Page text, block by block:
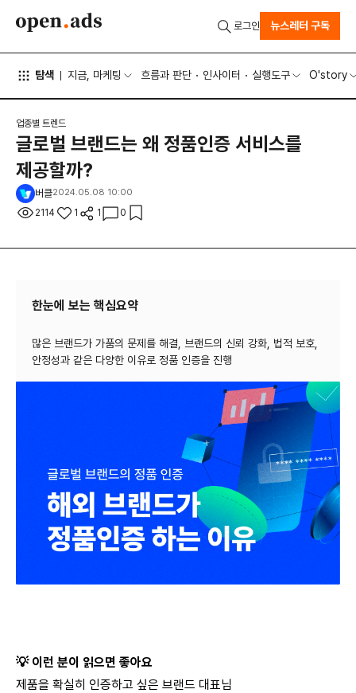
탐색 지금, 마케팅 흐름과 판단 인사이터 실행도구 O'story
로그인 뉴스레터 구독
업종별 트렌드
글로벌 브랜드는 왜 정품인증 서비스를
제공할까?
버클2024.05.08 10:00
2114 1 1 0
한눈에 보는 핵심요약
많은 브랜드가 가품의 문제를 해결, 브랜드의 신뢰 강화, 법적 보호,
💡 이런 분이 읽으면 좋아요
제품을 확실히 인증하고 싶은 브랜드 대표님